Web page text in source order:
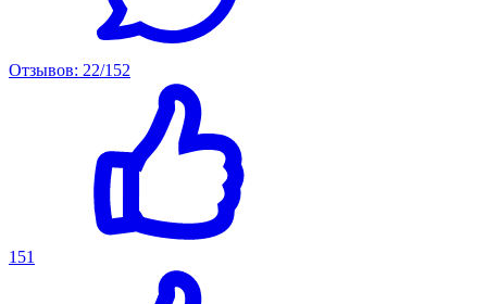
Отзывов: 22/152
151